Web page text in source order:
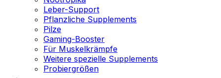
Leber-Support
Pflanzliche Supplements
Pilze
Gaming-Booster
Für Muskelkrämpfe
Weitere spezielle Supplements
Probiergrößen